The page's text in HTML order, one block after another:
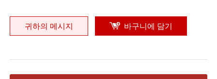
귀하의 메시지 바구니에 담기